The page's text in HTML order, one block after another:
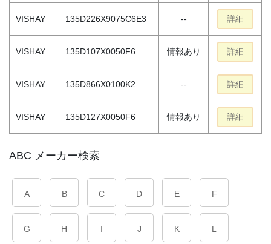
VISHAY 135D226X9075C6E3 -- 詳細
VISHAY 135D107X0050F6 情報あり 詳細
VISHAY 135D866X0100K2 -- 詳細
VISHAY 135D127X0050F6 情報あり 詳細
ABC メーカー検索
A B C D E F
G H I J K L